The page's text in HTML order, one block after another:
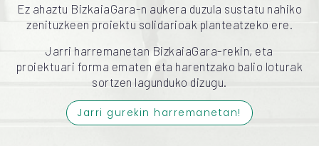
Ez ahaztu BizkaiaGara-n aukera duzula sustatu nahiko
zenituzkeen proiektu solidarioak planteatzeko ere.
Jarri harremanetan BizkaiaGara-rekin, eta
proiektuari forma ematen eta harentzako balio loturak
sortzen lagunduko dizugu.
Jarri gurekin harremanetan!